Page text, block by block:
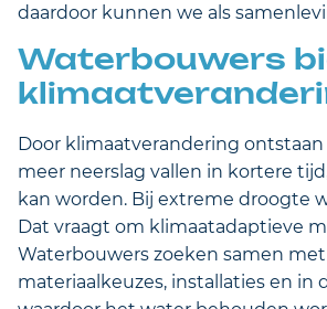
daardoor kunnen we als
Waterbouwers
Door klimaatverandering
meer neerslag vallen in kortere
kan worden. Bij extreme droogte
Dat vraagt om klimaatadaptieve
Waterbouwers zoeken samen
materiaalkeuzes, installaties en